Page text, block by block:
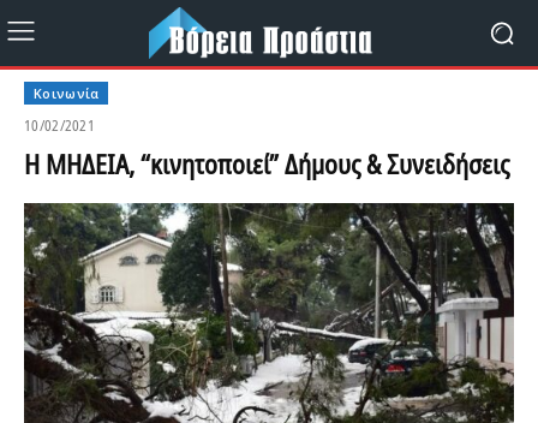
Κοινωνία
10/02/2021
Η ΜΗΔΕΙΑ, “κινητοποιεί” Δήμους & Συνειδήσεις